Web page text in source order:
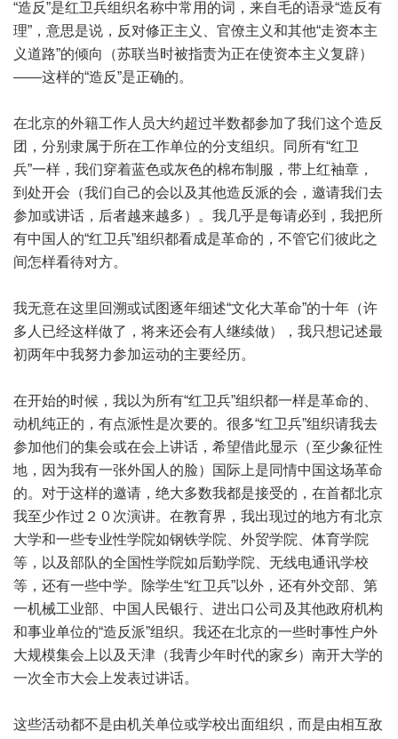
“造反”是红卫兵组织名称中常用的词，来自毛的语录“造反有
理”，意思是说，反对修正主义、官僚主义和其他“走资本主
义道路”的倾向（苏联当时被指责为正在使资本主义复辟）
——这样的“造反”是正确的。
在北京的外籍工作人员大约超过半数都参加了我们这个造反
团，分别隶属于所在工作单位的分支组织。同所有“红卫
兵”一样，我们穿着蓝色或灰色的棉布制服，带上红袖章，
到处开会（我们自己的会以及其他造反派的会，邀请我们去
参加或讲话，后者越来越多）。我几乎是每请必到，我把所
有中国人的“红卫兵”组织都看成是革命的，不管它们彼此之
间怎样看待对方。
我无意在这里回溯或试图逐年细述“文化大革命”的十年（许
多人已经这样做了，将来还会有人继续做），我只想记述最
初两年中我努力参加运动的主要经历。
在开始的时候，我以为所有“红卫兵”组织都一样是革命的、
动机纯正的，有点派性是次要的。很多“红卫兵”组织请我去
参加他们的集会或在会上讲话，希望借此显示（至少象征性
地，因为我有一张外国人的脸）国际上是同情中国这场革命
的。对于这样的邀请，绝大多数我都是接受的，在首都北京
我至少作过２０次演讲。在教育界，我出现过的地方有北京
大学和一些专业性学院如钢铁学院、外贸学院、体育学院
等，以及部队的全国性学院如后勤学院、无线电通讯学校
等，还有一些中学。除学生“红卫兵”以外，还有外交部、第
一机械工业部、中国人民银行、进出口公司及其他政府机构
和事业单位的“造反派”组织。我还在北京的一些时事性户外
大规模集会上以及天津（我青少年时代的家乡）南开大学的
一次全市大会上发表过讲话。
这些活动都不是由机关单位或学校出面组织，而是由相互敌